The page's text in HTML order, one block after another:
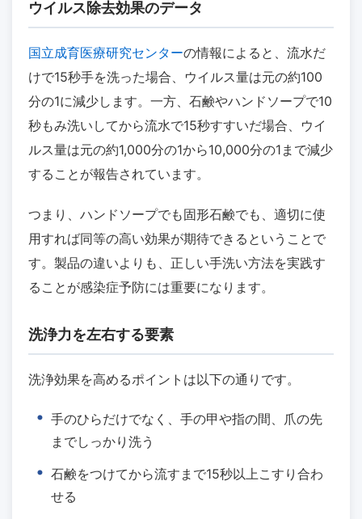
ウイルス除去効果のデータ
国立成育医療研究センターの情報によると、流水だ
けで15秒手を洗った場合、ウイルス量は元の約100
分の1に減少します。一方、石鹸やハンドソープで10
秒もみ洗いしてから流水で15秒すすいだ場合、ウイ
ルス量は元の約1,000分の1から10,000分の1まで減少
することが報告されています。
つまり、ハンドソープでも固形石鹸でも、適切に使
用すれば同等の高い効果が期待できるということで
す。製品の違いよりも、正しい手洗い方法を実践す
ることが感染症予防には重要になります。
洗浄力を左右する要素
洗浄効果を高めるポイントは以下の通りです。
手のひらだけでなく、手の甲や指の間、爪の先
までしっかり洗う
石鹸をつけてから流すまで15秒以上こすり合わ
せる